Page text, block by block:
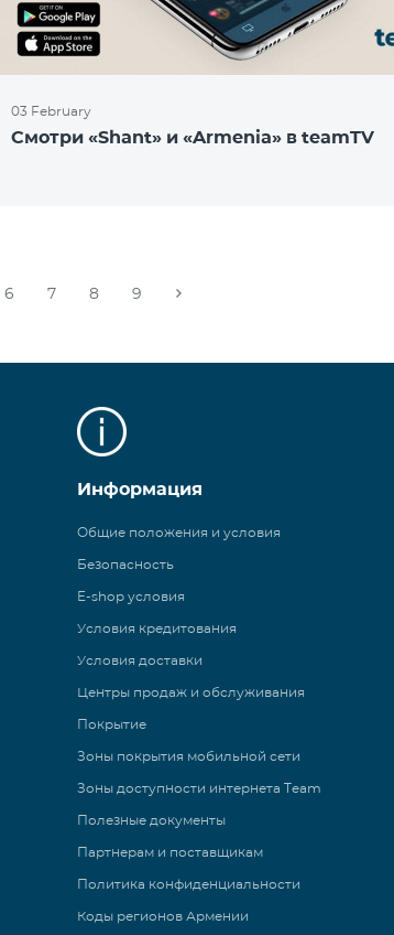
03 February
Смотри «Shant» и «Armenia» в teamTV
6 7 8 9
Информация
Общие положения и условия
Безопасность
E-shop условия
Условия кредитования
Условия доставки
Центры продаж и обслуживания
Покрытие
Зоны покрытия мобильной сети
Зоны доступности интернета Team
Полезные документы
Партнерам и поставщикам
Политика конфиденциальности
Коды регионов Армении